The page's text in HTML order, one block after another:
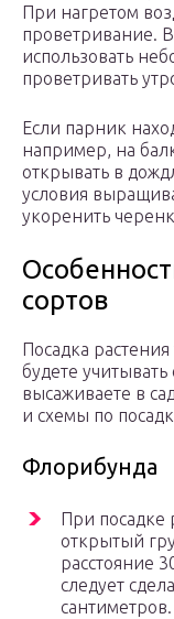
При нагретом
проветривание.
использовать
проветривать
Если парник
например, на
открывать в
условия
укоренить
сортов
Посадка
будете
высаживаете в
и схемы по
Флорибунда
При посадке
открытый
расстояние
следует
сантиметров.